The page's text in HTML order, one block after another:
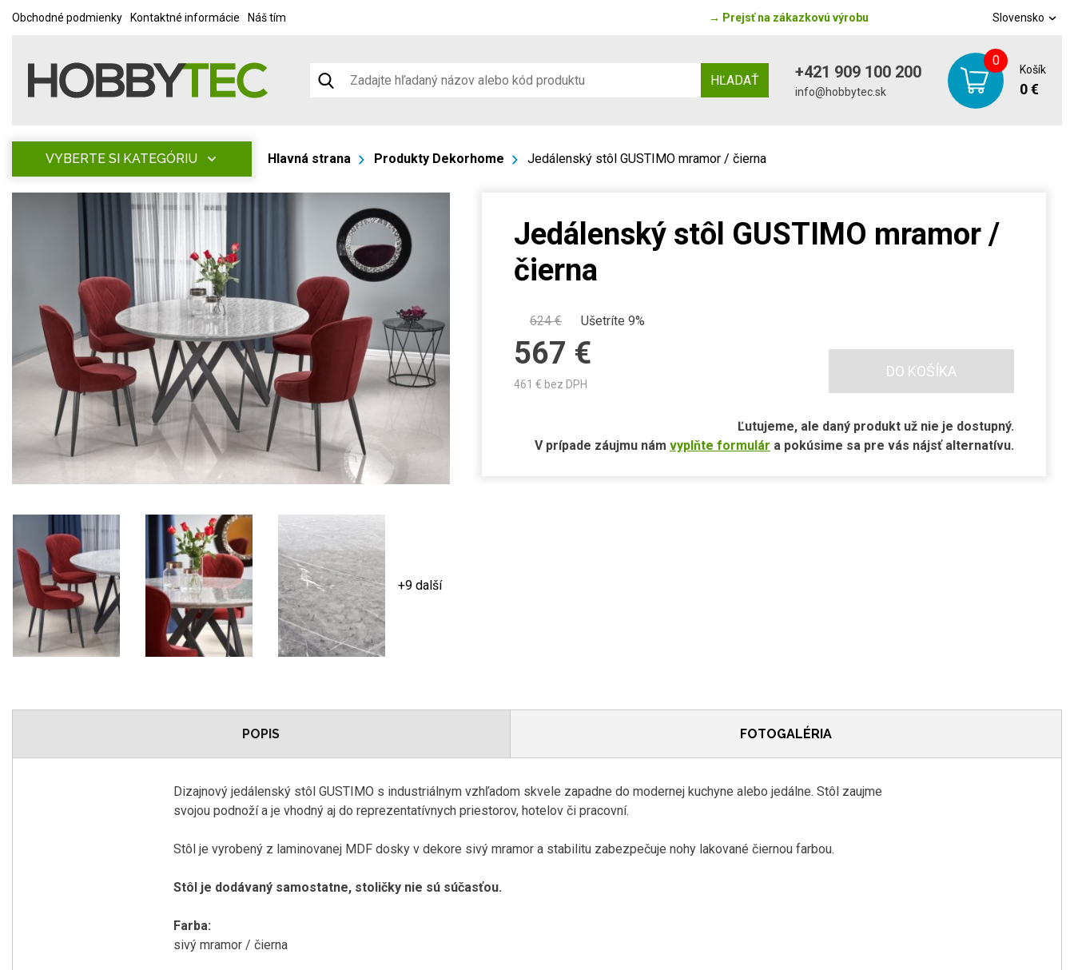
Obchodné podmienky Kontaktné informácie Náš tím → Prejsť na zákazkovú výrobu Slovensko
HĽADAŤ +421 909 100 200
info@hobbytec.sk
0
Košík
0 €
VYBERTE SI KATEGÓRIU Hlavná strana Produkty Dekorhome Jedálenský stôl GUSTIMO mramor / čierna
+9 další
Jedálenský stôl GUSTIMO mramor /
čierna
624€ Ušetríte 9%
567 €
461 € bez DPH
DO KOŠÍKA
Ľutujeme, ale daný produkt už nie je dostupný.
V prípade záujmu nám vyplňte formulár a pokúsime sa pre vás nájsť alternatívu.
POPIS FOTOGALÉRIA
Dizajnový jedálenský stôl GUSTIMO s industriálnym vzhľadom skvele zapadne do modernej kuchyne alebo jedálne. Stôl zaujme
svojou podnoží a je vhodný aj do reprezentatívnych priestorov, hotelov či pracovní.
Stôl je vyrobený z laminovanej MDF dosky v dekore sivý mramor a stabilitu zabezpečuje nohy lakované čiernou farbou.
Stôl je dodávaný samostatne, stoličky nie sú súčasťou.
Farba:
sivý mramor / čierna